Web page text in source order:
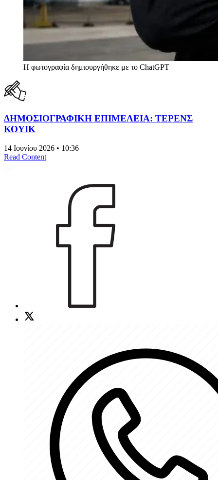
Η φωτογραφία δημιουργήθηκε με το ChatGPT
ΔΗΜΟΣΙΟΓΡΑΦΙΚΗ ΕΠΙΜΕΛΕΙΑ: ΤΕΡΕΝΣ
ΚΟΥΙΚ
14 Ιουνίου 2026 • 10:36
Read Content